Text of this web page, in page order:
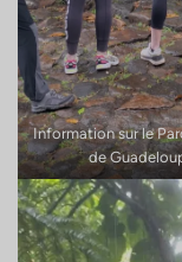
Information sur le
de